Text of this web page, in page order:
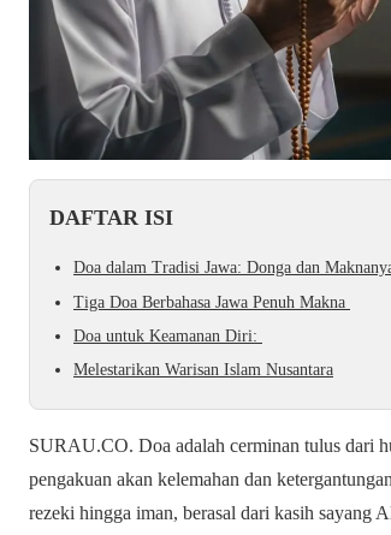
DAFTAR ISI
Doa dalam Tradisi Jawa: Donga dan
Tiga Doa Berbahasa Jawa Penuh Makna
Doa untuk Keamanan Diri:
Melestarikan Warisan Islam Nusantara
SURAU.CO. Doa adalah cerminan tulus dari
pengakuan akan kelemahan dan
rezeki hingga iman, berasal dari kasih sayang